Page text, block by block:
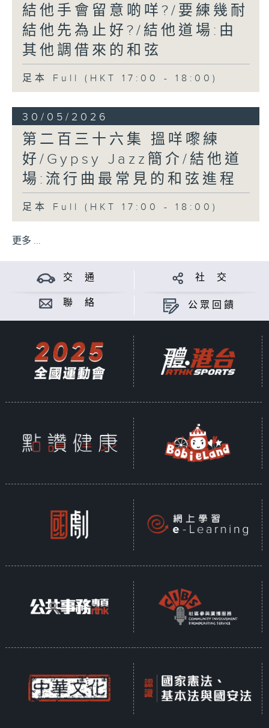
結他手會留意啲咩?/要練幾耐
結他先為止好?/結他道場:由
其他調借來的和弦
足本 Full (HKT 17:00 - 18:00)
30/05/2026
第二百三十六集 搵咩嚟練
好/Gypsy Jazz簡介/結他道
場:流行曲最常見的和弦進程
足本 Full (HKT 17:00 - 18:00)
更多 ...
交 通 社 交
聯 絡 公眾回饋